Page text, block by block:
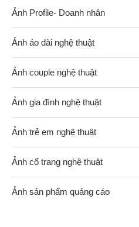
Ảnh Profile- Doanh nhân
Ảnh áo dài nghệ thuật
Ảnh couple nghệ thuật
Ảnh gia đình nghệ thuật
Ảnh trẻ em nghệ thuật
Ảnh cổ trang nghệ thuật
Ảnh sản phẩm quảng cáo